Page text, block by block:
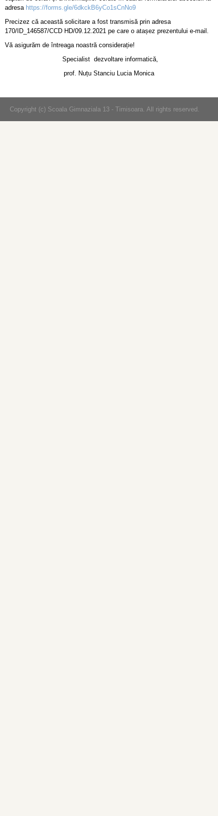
adresa https://forms.gle/6dkckB6yCo1sCnNo9
Precizez că această solicitare a fost transmisă prin adresa
170/ID_146587/CCD HD/09.12.2021 pe care o atașez prezentului e-mail.
Vă asigurăm de întreaga noastră considerație!
Specialist dezvoltare informatică,
prof. Nuțu Stanciu Lucia Monica
Copyright (c) Scoala Gimnaziala 13 - Timisoara. All rights reserved.